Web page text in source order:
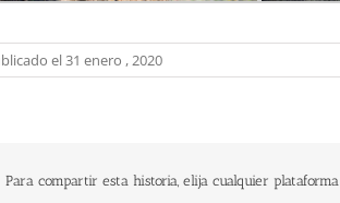
el 31 enero , 2020
Para compartir esta historia, elija cualquier plataforma